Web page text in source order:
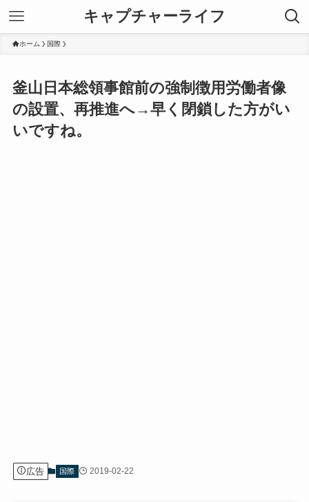
キャプチャーライフ
ホーム 国際
釜山日本総領事館前の強制徴用労働者像
の設置、再推進へ→早く閉鎖した方がい
いですね。
広告 国際 2019-02-22